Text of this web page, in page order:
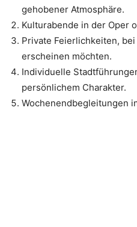
gehobener Atmosphäre.
Kulturabende in der Oper
Private Feierlichkeiten,
erscheinen möchten.
Individuelle
persönlichem Charakter.
Wochenendbegleitungen